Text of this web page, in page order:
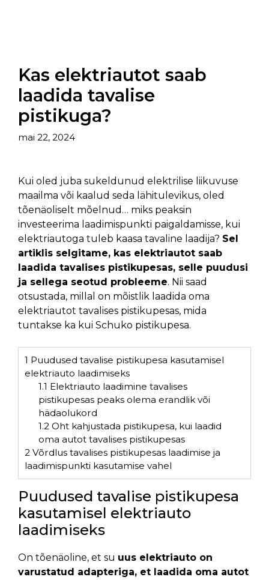
Kas elektriautot saab
laadida tavalise
pistikuga?
mai 22, 2024
Kui oled juba sukeldunud elektrilise liikuvuse
maailma või kaalud seda lähitulevikus, oled
tõenäoliselt mõelnud… miks peaksin
investeerima laadimispunkti paigaldamisse, kui
elektriautoga tuleb kaasa tavaline laadija? Sel
artiklis selgitame, kas elektriautot saab
laadida tavalises pistikupesas, selle puudusi
ja sellega seotud probleeme. Nii saad
otsustada, millal on mõistlik laadida oma
elektriautot tavalises pistikupesas, mida
tuntakse ka kui Schuko pistikupesa.
1 Puudused tavalise pistikupesa kasutamisel
elektriauto laadimiseks
1.1 Elektriauto laadimine tavalises
pistikupesas peaks olema erandlik või
hädaolukord
1.2Oht kahjustada pistikupesa, kui laadid
oma autot tavalises pistikupesas
2 Võrdlus tavalises pistikupesas laadimise ja
laadimispunkti kasutamise vahel
Puudused tavalise pistikupesa
kasutamisel elektriauto
laadimiseks
On tõenäoline, et su uus elektriauto on
varustatud adapteriga, et laadida oma autot